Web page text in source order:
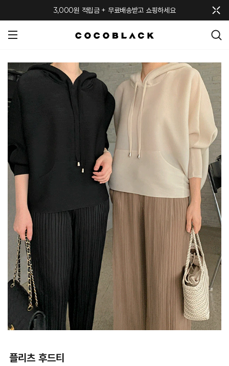
3,000원 적립금 + 무료배송받고 쇼핑하세요
플리츠 후드티